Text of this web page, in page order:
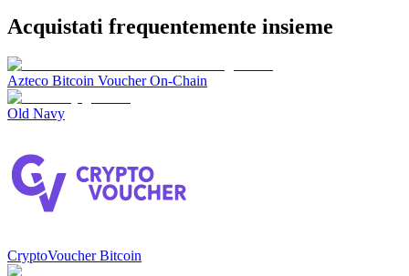
Acquistati frequentemente insieme
Azteco Bitcoin Voucher On-Chain
Old Navy
CryptoVoucher Bitcoin